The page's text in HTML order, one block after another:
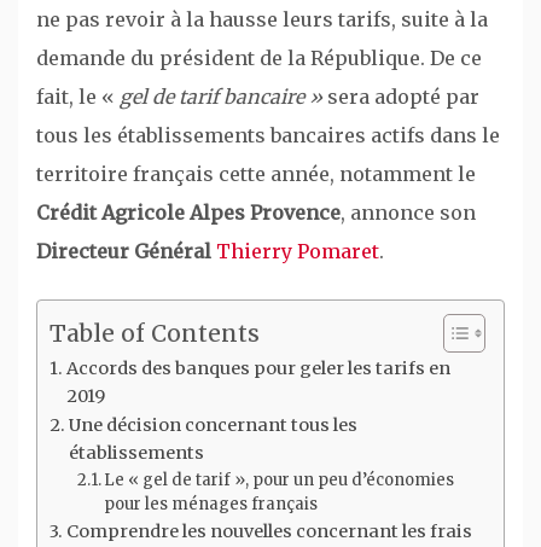
ne pas revoir à la hausse leurs tarifs, suite à la
demande du président de la République. De ce
fait, le « gel de tarif bancaire » sera adopté par
tous les établissements bancaires actifs dans le
territoire français cette année, notamment le
Crédit Agricole Alpes Provence, annonce son
Directeur Général Thierry Pomaret.
Table of Contents
Accords des banques pour geler les tarifs en
2019
Une décision concernant tous les
établissements
Le « gel de tarif », pour un peu d’économies
pour les ménages français
Comprendre les nouvelles concernant les frais